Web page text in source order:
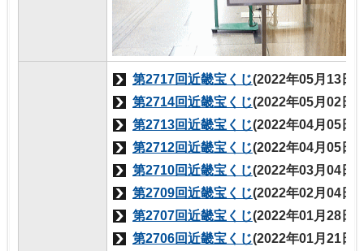
第2717回近畿宝くじ(2022年05月13日
第2714回近畿宝くじ(2022年05月02日
第2713回近畿宝くじ(2022年04月05日
第2712回近畿宝くじ(2022年04月05日
第2710回近畿宝くじ(2022年03月04日
第2709回近畿宝くじ(2022年02月04日
第2707回近畿宝くじ(2022年01月28日
第2706回近畿宝くじ(2022年01月21日